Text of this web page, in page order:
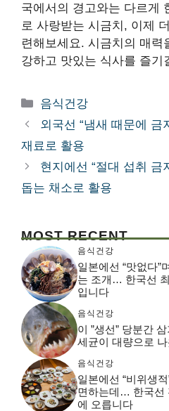
국에서의 경고와는 다르게
로 사랑받는 시금치, 이제
련해보세요. 시금치의 매력
강하고 맛있는 식사를 즐기
카
테
리
음식건강
외국선 “냄새 때문에
재료로 활용
현지에선 “절대 섭취
돕는 채소로 활용
MOST RECENT
음식건강
일본에선 “맛없다”
는 조개… 한국선
입니다
음식건강
이 ”생선” 당분간
세균이 대량으로
음식건강
일본에선 “비위생
면하는데… 한국선
에 오릅니다